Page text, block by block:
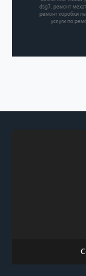
dsg7, ремонт
ремонт коробки
услуги по